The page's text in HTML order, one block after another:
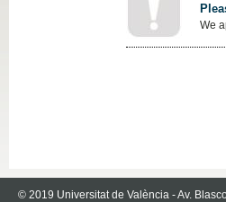
We
© 2019 Universitat de València - Av.